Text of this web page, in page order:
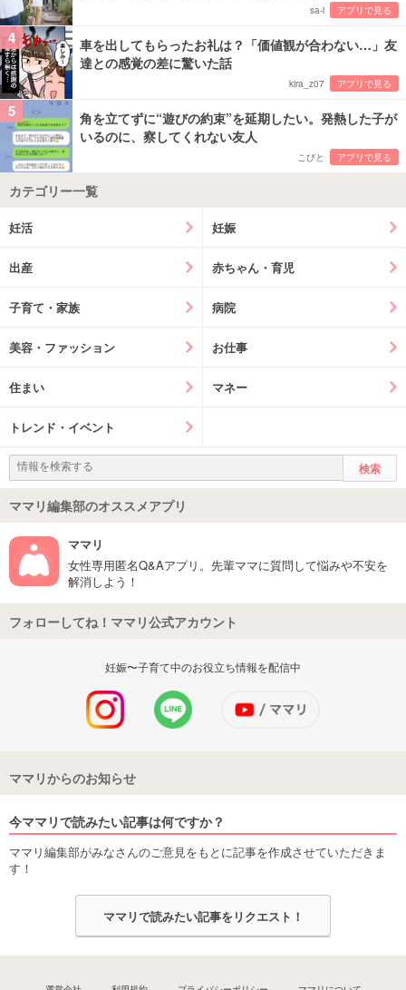
sa-i アプリで見る
4
車を出してもらったお礼は？「価値観が合わない…」友
達との感覚の差に驚いた話
kira_z07 アプリで見る
5
角を立てずに“遊びの約束”を延期したい。発熱した子が
いるのに、察してくれない友人
こびと アプリで見る
カテゴリー一覧
妊活 妊娠
出産 赤ちゃん・育児
子育て・家族 病院
美容・ファッション お仕事
住まい マネー
トレンド・イベント
ママリ編集部のオススメアプリ
ママリ
女性専用匿名Q&Aアプリ。先輩ママに質問して悩みや不安を
解消しよう！
フォローしてね！ママリ公式アカウント
妊娠〜子育て中のお役立ち情報を配信中
ママリからのお知らせ
今ママリで読みたい記事は何ですか？
ママリ編集部がみなさんのご意見をもとに記事を作成させていただきま
す！
ママリで読みたい記事をリクエスト！